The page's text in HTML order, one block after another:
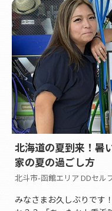
北海道の夏到来！暑
家の夏の過ごし方
北斗市-函館エリア DDセル
みなさまお久しぶりです